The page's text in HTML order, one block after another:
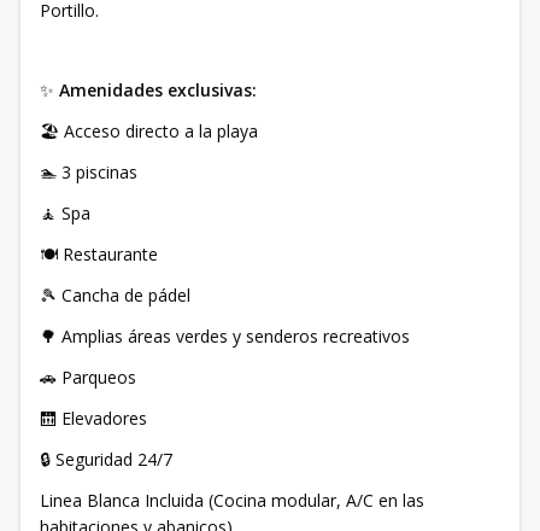
Portillo.
✨ Amenidades exclusivas:
🏖️ Acceso directo a la playa
🏊 3 piscinas
🧘 Spa
🍽️ Restaurante
🎾 Cancha de pádel
🌳 Amplias áreas verdes y senderos recreativos
🚗 Parqueos
🛗 Elevadores
🔒 Seguridad 24/7
Linea Blanca Incluida (Cocina modular, A/C en las